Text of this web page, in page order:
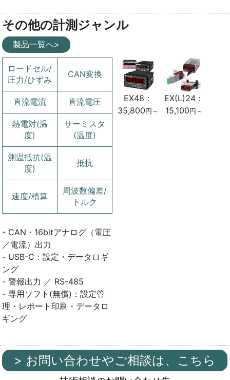
その他の計測ジャンル
製品一覧へ>
ロードセル/
圧力/ひずみ
CAN変換
直流電流 直流電圧
熱電対(温
度)
サーミスタ
(温度)
測温抵抗(温
度)
抵抗
速度/積算
周波数偏差/
トルク
- CAN・16bitアナログ（電圧
／電流）出力
- USB-C：設定・データロギ
ング
- 警報出力 ／ RS-485
- 専用ソフト(無償)：設定管
理・レポート印刷・データロ
ギング
EX48：
35,800円～
EX(L)24：
15,100円～
> お問い合わせやご相談は、こちら